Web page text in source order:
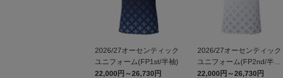
2026/27オーセンティック
ユニフォーム(FP1st/半袖)
22,000円～26,730円
2026/27オーセンティック
ユニフォーム(FP2nd/半
袖）
22,000円～26,730円